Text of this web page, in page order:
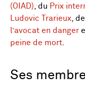
(OIAD) , du Prix
Ludovic Trarieux ,
l’avocat en danger
peine de mort
Ses